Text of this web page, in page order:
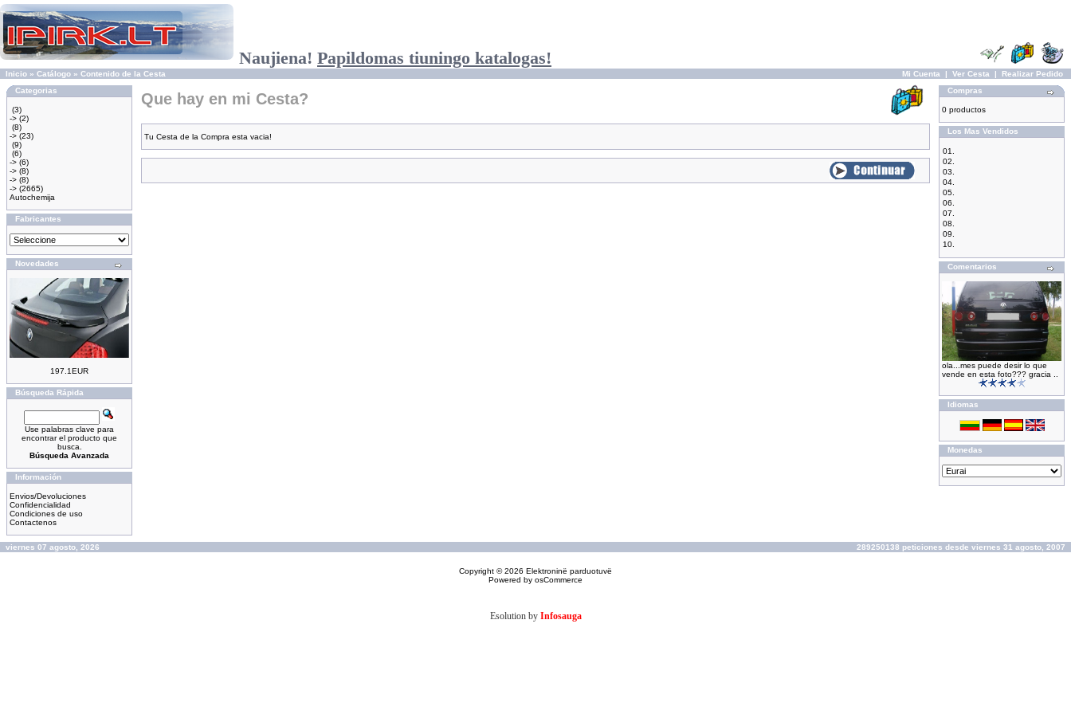
Naujiena! Papildomas tiuningo katalogas!
Inicio » Catálogo » Contenido de la Cesta Mi Cuenta | Ver Cesta | Realizar Pedido
Categorias
(3)
-> (2)
(8)
-> (23)
(9)
(6)
-> (6)
-> (8)
-> (8)
-> (2665)
Autochemija
Fabricantes
Novedades
197.1EUR
Búsqueda Rápida
Use palabras clave para
encontrar el producto que
busca.
Búsqueda Avanzada
Información
Envios/Devoluciones
Confidencialidad
Condiciones de uso
Contactenos
Que hay en mi Cesta?
Tu Cesta de la Compra esta vacia!
Compras
0 productos
Los Mas Vendidos
01.
02.
03.
04.
05.
06.
07.
08.
09.
10.
Comentarios
ola...mes puede desir lo que
vende en esta foto??? gracia ..
Idiomas
Monedas
viernes 07 agosto, 2026 289250138 peticiones desde viernes 31 agosto, 2007
Copyright © 2026 Elektroninë parduotuvë
Powered by osCommerce
Esolution by Infosauga